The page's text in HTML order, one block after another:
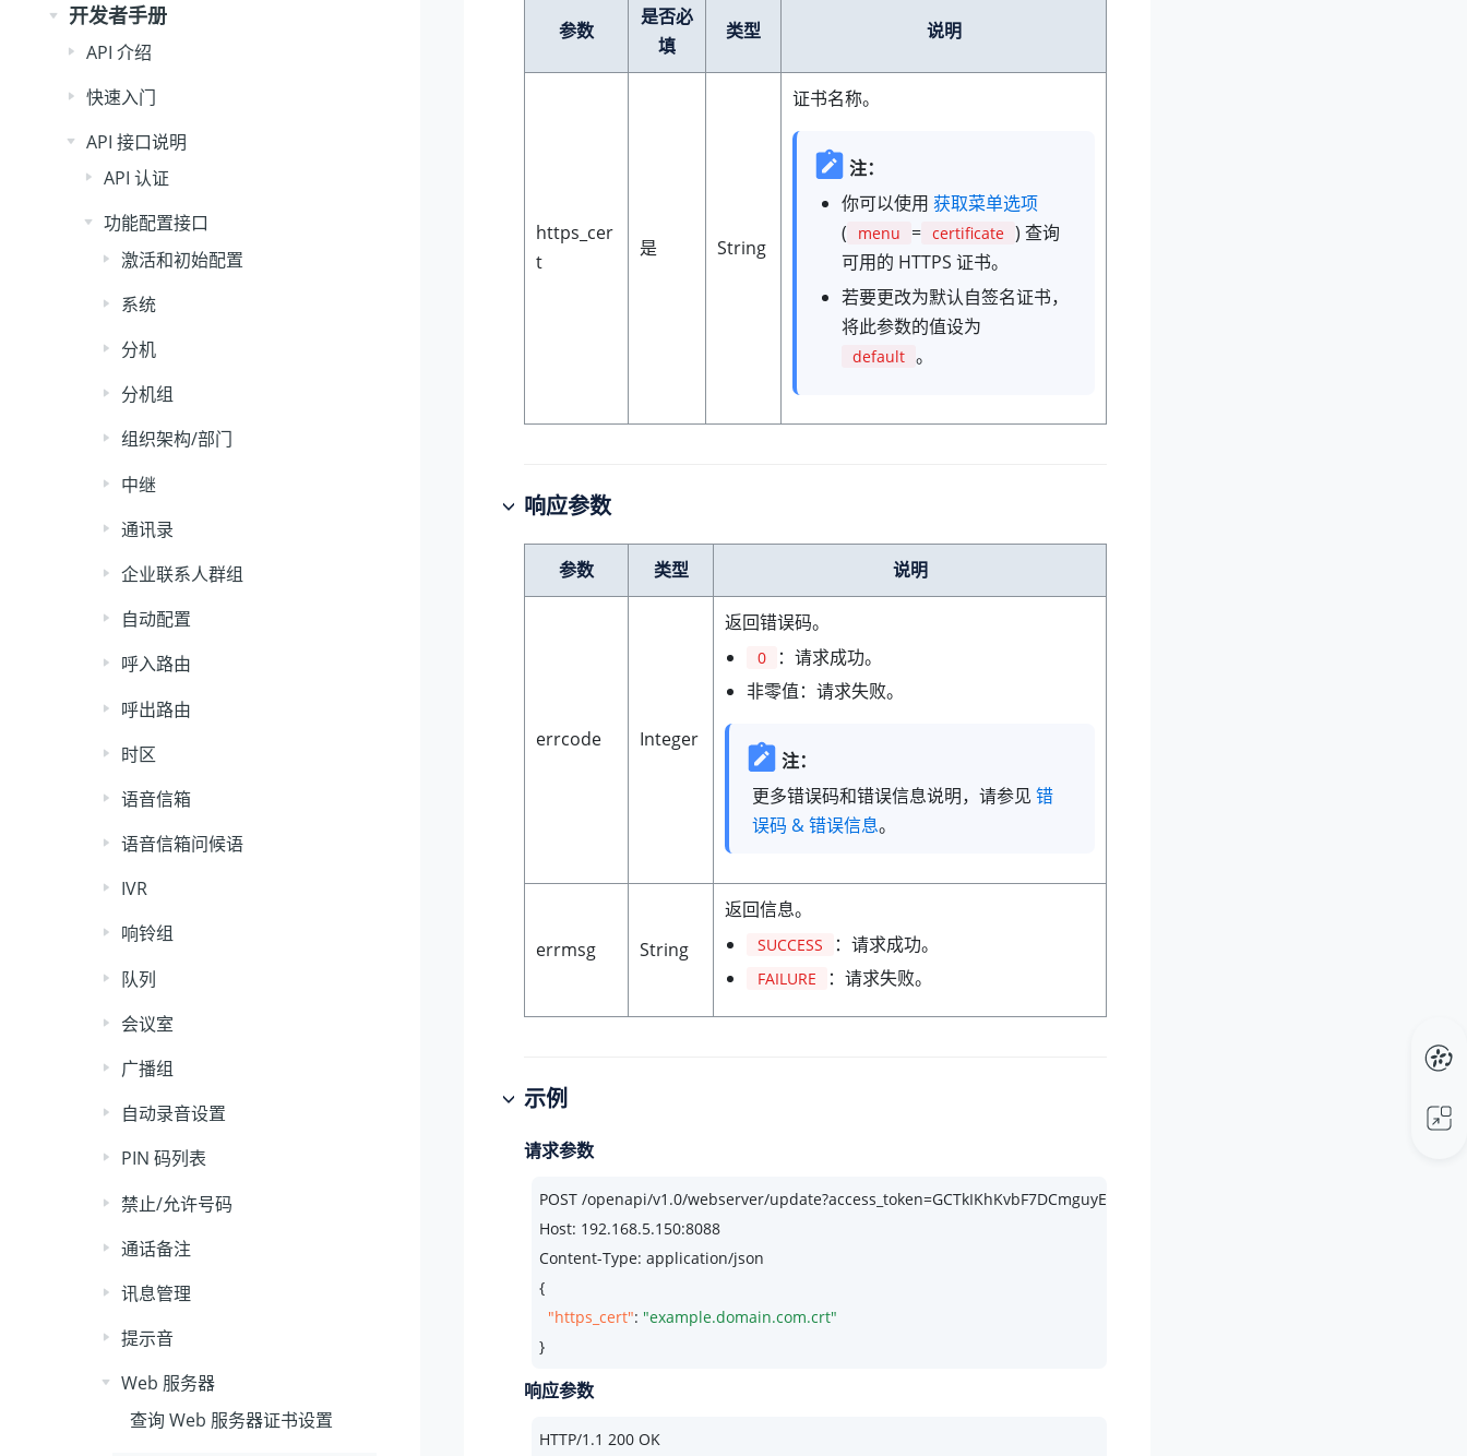
开发者手册
API 介绍
快速入门
API 接口说明
API 认证
功能配置接口
激活和初始配置
系统
分机
分机组
组织架构/部门
中继
通讯录
企业联系人群组
自动配置
呼入路由
呼出路由
时区
语音信箱
语音信箱问候语
IVR
响铃组
队列
会议室
广播组
自动录音设置
PIN 码列表
禁止/允许号码
通话备注
讯息管理
提示音
Web 服务器
查询 Web 服务器证书设置
参数
是否必
填
类型 说明
https_cer
t
是 String
证书名称。
注：
你可以使用 获取菜单选项
(
menu = certificate ) 查询
可用的 HTTPS 证书。
若要更改为默认自签名证书，
将此参数的值设为
default 。
响应参数
参数 类型 说明
errcode Integer
返回错误码。
0
：请求成功。
非零值：请求失败。
注：
更多错误码和错误信息说明，请参见 错
误码 & 错误信息。
errmsg String
返回信息。
SUCCESS ：请求成功。
FAILURE ：请求失败。
示例
请求参数
POST /openapi/v1.0/webserver/update?access_token=GCTkIKhKvbF7DCmguyEN7qJnAO6SEjuD HTTP/
Host: 192.168.5.150:8088
Content-Type: application/json
{
"https_cert": "example.domain.com.crt"
}
响应参数
HTTP/1.1 200 OK